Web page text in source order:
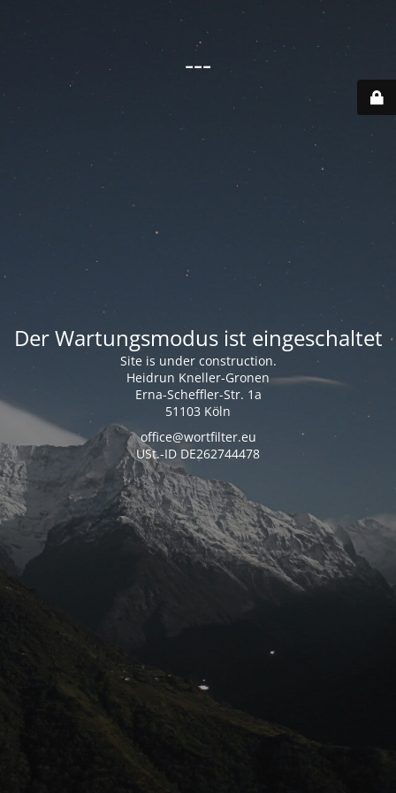
---
Der Wartungsmodus ist eingeschaltet
Site is under construction.
Heidrun Kneller-Gronen
Erna-Scheffler-Str. 1a
51103 Köln
office@wortfilter.eu
USt.-ID DE262744478